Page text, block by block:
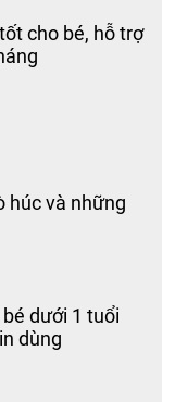
cho bé, hỗ trợ
húc và những
dưới 1 tuổi
dùng